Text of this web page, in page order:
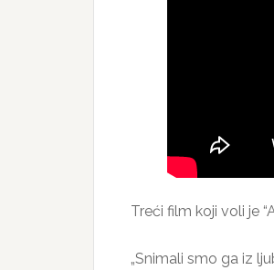
Treći film koji voli je
„Snimali smo ga iz